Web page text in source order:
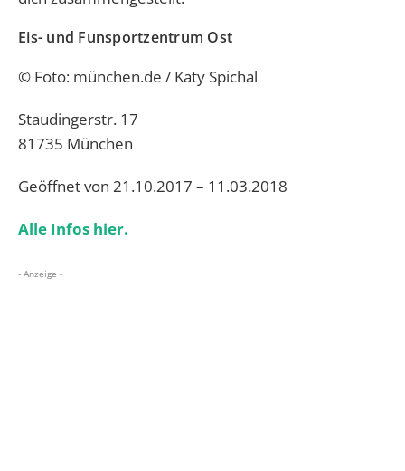
Eis- und Funsportzentrum Ost
© Foto: münchen.de / Katy Spichal
Staudingerstr. 17
81735 München
Geöffnet von 21.10.2017 – 11.03.2018
Alle Infos hier.
- Anzeige -